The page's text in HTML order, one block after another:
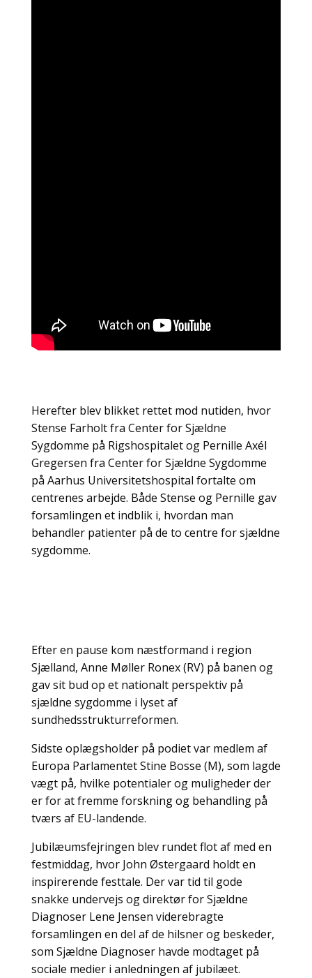
Herefter blev blikket rettet mod nutiden, hvor
Stense Farholt fra Center for Sjældne
Sygdomme på Rigshospitalet og Pernille Axél
Gregersen fra Center for Sjældne Sygdomme
på Aarhus Universitetshospital fortalte om
centrenes arbejde. Både Stense og Pernille gav
forsamlingen et indblik i, hvordan man
behandler patienter på de to centre for sjældne
sygdomme.
Efter en pause kom næstformand i region
Sjælland, Anne Møller Ronex (RV) på banen og
gav sit bud op et nationalt perspektiv på
sjældne sygdomme i lyset af
sundhedsstrukturreformen.
Sidste oplægsholder på podiet var medlem af
Europa Parlamentet Stine Bosse (M), som lagde
vægt på, hvilke potentialer og muligheder der
er for at fremme forskning og behandling på
tværs af EU-landende.
Jubilæumsfejringen blev rundet flot af med en
festmiddag, hvor John Østergaard holdt en
inspirerende festtale. Der var tid til gode
snakke undervejs og direktør for Sjældne
Diagnoser Lene Jensen viderebragte
forsamlingen en del af de hilsner og beskeder,
som Sjældne Diagnoser havde modtaget på
sociale medier i anledningen af jubilæet.